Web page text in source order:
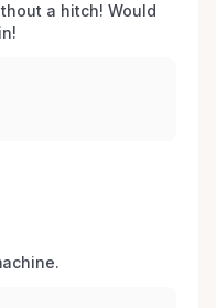
a hitch! Would